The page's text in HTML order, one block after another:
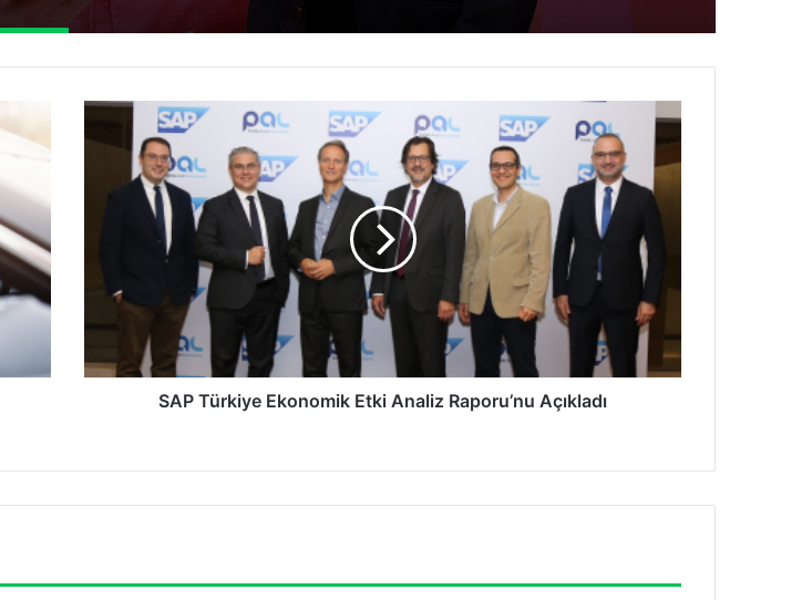
SAP
Ekonomik
SAP Türkiye Ekonomik Etki Analiz Raporu’nu Açıkladı